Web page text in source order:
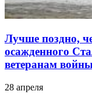
Лучше поздно,
осажденного
ветеранам
28 апреля